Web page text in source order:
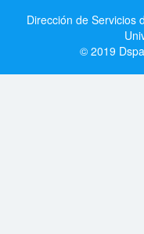
Dirección de Servicios
© 2019